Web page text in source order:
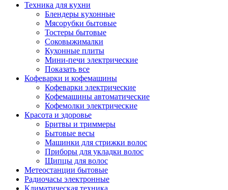
Техника для кухни
Блендеры кухонные
Мясорубки бытовые
Тостеры бытовые
Соковыжималки
Кухонные плиты
Мини-печи электрические
Показать все
Кофеварки и кофемашины
Кофеварки электрические
Кофемашины автоматические
Кофемолки электрические
Красота и здоровье
Бритвы и триммеры
Бытовые весы
Машинки для стрижки волос
Приборы для укладки волос
Щипцы для волос
Метеостанции бытовые
Радиочасы электронные
Климатическая техника